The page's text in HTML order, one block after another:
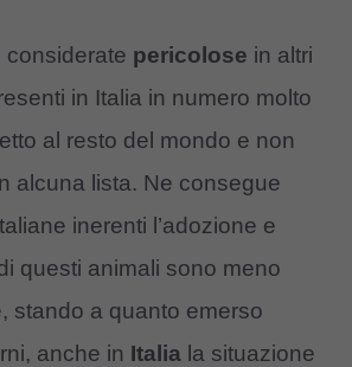
considerate pericolose in altri
in Italia in numero molto
al resto del mondo e non
alcuna lista. Ne consegue
inerenti l’adozione e
questi animali sono meno
stando a quanto emerso
anche in Italia la situazione